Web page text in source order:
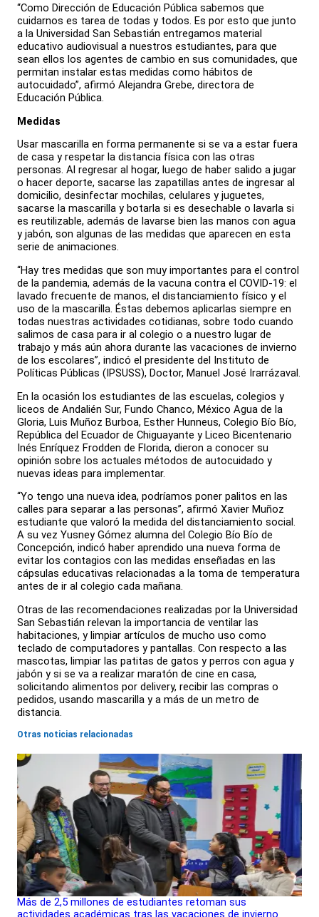
“Como Dirección de Educación Pública sabemos que
cuidarnos es tarea de todas y todos. Es por esto que junto
a la Universidad San Sebastián entregamos material
educativo audiovisual a nuestros estudiantes, para que
sean ellos los agentes de cambio en sus comunidades, que
permitan instalar estas medidas como hábitos de
autocuidado”, afirmó Alejandra Grebe, directora de
Educación Pública.
Medidas
Usar mascarilla en forma permanente si se va a estar fuera
de casa y respetar la distancia física con las otras
personas. Al regresar al hogar, luego de haber salido a jugar
o hacer deporte, sacarse las zapatillas antes de ingresar al
domicilio, desinfectar mochilas, celulares y juguetes,
sacarse la mascarilla y botarla si es desechable o lavarla si
es reutilizable, además de lavarse bien las manos con agua
y jabón, son algunas de las medidas que aparecen en esta
serie de animaciones.
“Hay tres medidas que son muy importantes para el control
de la pandemia, además de la vacuna contra el COVID-19: el
lavado frecuente de manos, el distanciamiento físico y el
uso de la mascarilla. Éstas debemos aplicarlas siempre en
todas nuestras actividades cotidianas, sobre todo cuando
salimos de casa para ir al colegio o a nuestro lugar de
trabajo y más aún ahora durante las vacaciones de invierno
de los escolares”, indicó el presidente del Instituto de
Políticas Públicas (IPSUSS), Doctor, Manuel José Irarrázaval.
En la ocasión los estudiantes de las escuelas, colegios y
liceos de Andalién Sur, Fundo Chanco, México Agua de la
Gloria, Luis Muñoz Burboa, Esther Hunneus, Colegio Bío Bío,
República del Ecuador de Chiguayante y Liceo Bicentenario
Inés Enríquez Frodden de Florida, dieron a conocer su
opinión sobre los actuales métodos de autocuidado y
nuevas ideas para implementar.
“Yo tengo una nueva idea, podríamos poner palitos en las
calles para separar a las personas”, afirmó Xavier Muñoz
estudiante que valoró la medida del distanciamiento social.
A su vez Yusney Gómez alumna del Colegio Bío Bío de
Concepción, indicó haber aprendido una nueva forma de
evitar los contagios con las medidas enseñadas en las
cápsulas educativas relacionadas a la toma de temperatura
antes de ir al colegio cada mañana.
Otras de las recomendaciones realizadas por la Universidad
San Sebastián relevan la importancia de ventilar las
habitaciones, y limpiar artículos de mucho uso como
teclado de computadores y pantallas. Con respecto a las
mascotas, limpiar las patitas de gatos y perros con agua y
jabón y si se va a realizar maratón de cine en casa,
solicitando alimentos por delivery, recibir las compras o
pedidos, usando mascarilla y a más de un metro de
distancia.
Otras noticias relacionadas
Más de 2,5 millones de estudiantes retoman sus
actividades académicas tras las vacaciones de invierno